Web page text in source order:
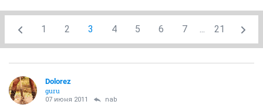
1 2 3 4 5 6 7 ... 21
Dolorez
guru
07 июня 2011 nab